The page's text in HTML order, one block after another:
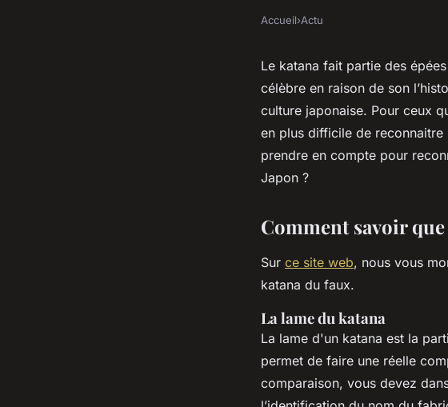
Comment reconnaitre
et où le trouver ?
2 min de lecture
Accueil›Actu
Le katana fait partie des
célèbre en raison de son
culture japonaise. Pour ceux
en plus difficile de
prendre en compte pour
Japon ?
Comment savoir
Sur ce site web, nous vous
katana du faux.
La lame du katana
La lame d'un katana est la
permet de faire une réelle
comparaison, vous devez